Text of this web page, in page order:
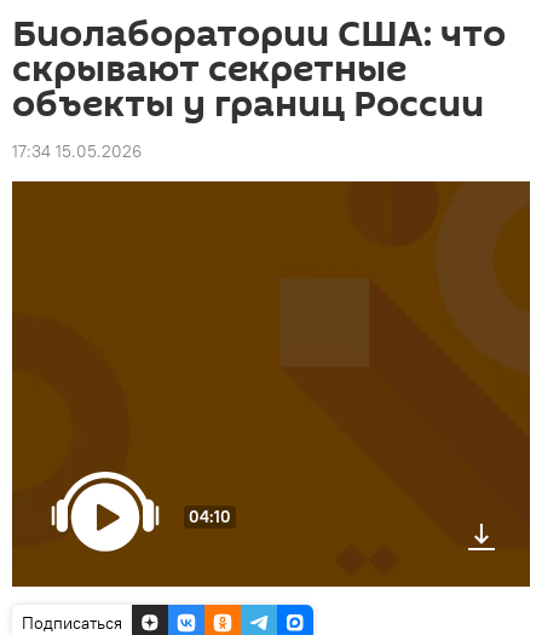
Биолаборатории США: что
скрывают секретные
объекты у границ России
17:34 15.05.2026
04:10
Подписаться